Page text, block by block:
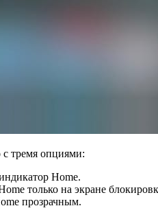
тремя опциями:
Home.
только на экране
прозрачным.